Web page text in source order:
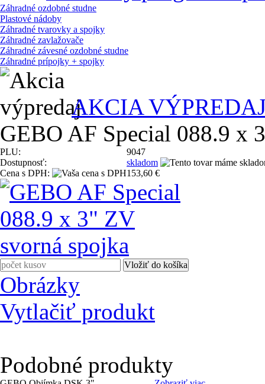
Záhradné ozdobné studne
Plastové nádoby
Záhradné tvarovky a spojky
Záhradné zavlažovače
Záhradné závesné ozdobné studne
Záhradné prípojky + spojky
AKCIA
GEBO AF Special 088.9 x
PLU:
9047
Dostupnosť:
skladom
Cena s DPH:
153,60 €
Obrázky
Vytlačiť produkt
Podobné produkty